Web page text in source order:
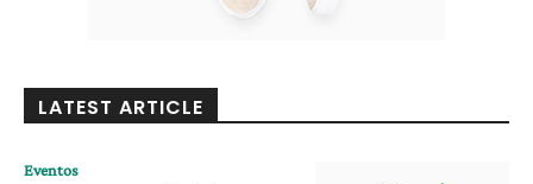
LATEST ARTICLE
Eventos